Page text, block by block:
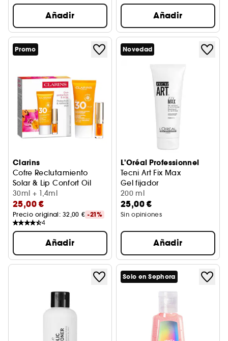
Añadir Añadir
Promo
Clarins
Cofre Reclutamiento
Solar & Lip Confort Oil
30ml + 1,4ml
25,00 €
Precio original: 32,00 € -21%
4
Añadir
Novedad
L'Oréal Professionnel
Tecni Art Fix Max
Gel fijador
200 ml
25,00 €
Sin opiniones
Añadir
Solo en Sephora